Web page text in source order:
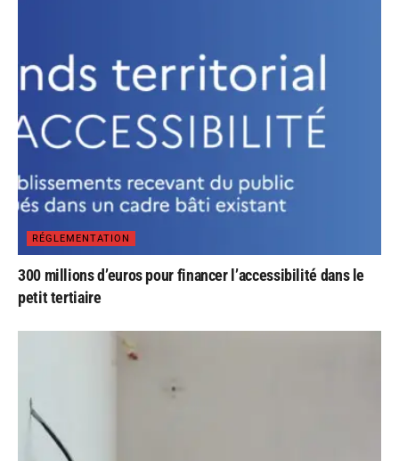
RÉGLEMENTATION
300 millions d’euros pour financer l’accessibilité dans le
petit tertiaire